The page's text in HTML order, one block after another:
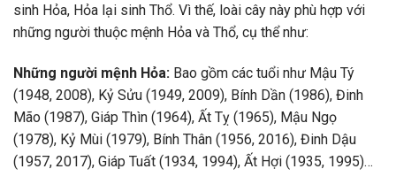
sinh Hỏa, Hỏa lại sinh Thổ. Vì thế, loài cây này phù hợp với
những người thuộc mệnh Hỏa và Thổ, cụ thể như:
Những người mệnh Hỏa: Bao gồm các tuổi như Mậu Tý
(1948, 2008), Kỷ Sửu (1949, 2009), Bính Dần (1986), Đinh
Mão (1987), Giáp Thìn (1964), Ất Tỵ (1965), Mậu Ngọ
(1978), Kỷ Mùi (1979), Bính Thân (1956, 2016), Đinh Dậu
(1957, 2017), Giáp Tuất (1934, 1994), Ất Hợi (1935, 1995)…